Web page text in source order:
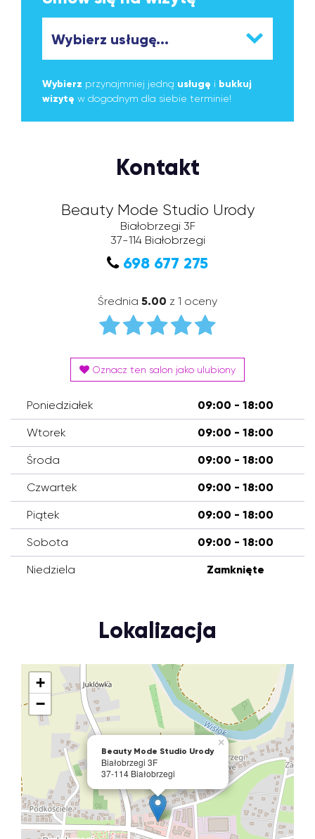
Wybierz przynajmniej jedną usługę i bukkuj
wizytę w dogodnym dla siebie terminie!
Kontakt
Beauty Mode Studio Urody
Białobrzegi 3F
37-114 Białobrzegi
698 677 275
Średnia 5.00 z 1 oceny
Oznacz ten salon jako ulubiony
Poniedziałek 09:00 - 18:00
Wtorek 09:00 - 18:00
Środa 09:00 - 18:00
Czwartek 09:00 - 18:00
Piątek 09:00 - 18:00
Sobota 09:00 - 18:00
Niedziela Zamknięte
Lokalizacja
Beauty Mode Studio Urody
Białobrzegi 3F
37-114 Białobrzegi
×
+
−